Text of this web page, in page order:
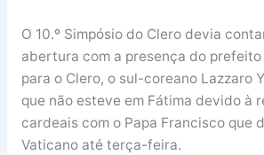
O 10.º Simpósio do Clero devia
abertura com a presença do
para o Clero, o sul-coreano Lazzaro
que não esteve em Fátima devido à
cardeais com o Papa Francisco que
Vaticano até terça-feira.